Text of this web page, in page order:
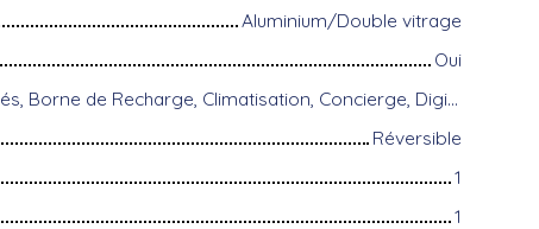
Aluminium/Double vitrage
Oui
Accès handicapés, Borne de Recharge, Climatisation, Concierge, Digicode, Équipements domotiques, Fibre optique, Gardien, Porte blindée, Système d'alarme, Visiophone, Volets électriques
Réversible
1
1